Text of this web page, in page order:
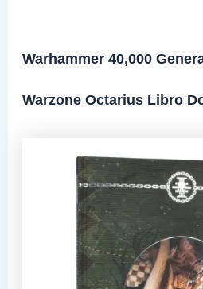
Warhammer 40,000
Warzone Octarius Libro